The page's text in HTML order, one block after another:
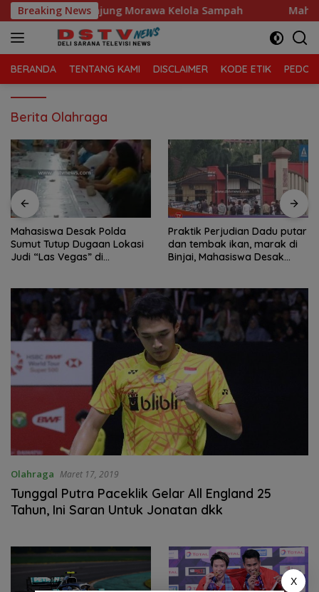
Langsung
ke
konten
Breaking NewsTanjung Morawa Kelola Sampah
BERANDA TENTANG KAMI DISCLAIMER KODE ETIK
Berita Olahraga
Mahasiswa Desak Polda
Sumut Tutup Dugaan Lokasi
Judi “Las Vegas” di
Praktik Perjudian Dadu putar
dan tembak ikan, marak di
Binjai, Mahasiswa Desak
Olahraga Maret 17, 2019
Tunggal Putra Paceklik Gelar All England 25
Tahun, Ini Saran Untuk Jonatan dkk
X